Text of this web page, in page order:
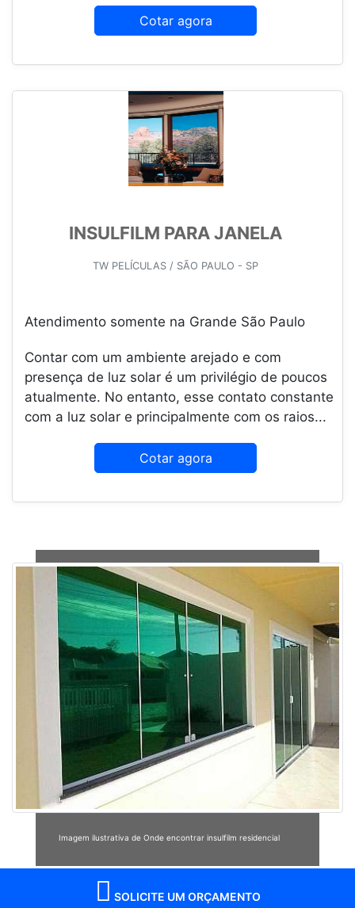
Cotar agora
INSULFILM PARA JANELA
TW PELÍCULAS / SÃO PAULO - SP
Atendimento somente na Grande São Paulo
Contar com um ambiente arejado e com
presença de luz solar é um privilégio de poucos
atualmente. No entanto, esse contato constante
com a luz solar e principalmente com os raios...
Cotar agora
Imagem ilustrativa de Onde encontrar insulfilm residencial
SOLICITE UM ORÇAMENTO